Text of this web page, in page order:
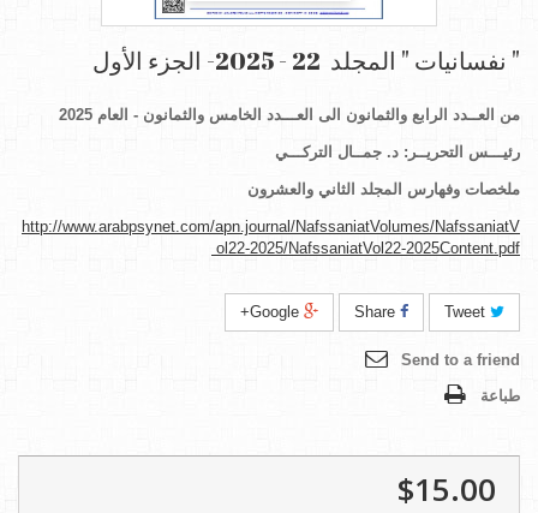
" نفسانيات " المجلد 22 - 2025- الجزء الأول
من العــدد الرابع و الثمانون الى العـــدد الخامس والثمانون - العام 2025
رئيـــس التحريــر: د. جمــال التركـــي
ملخصات وفهارس المجلد لثاني و العشرون
http://www.arabpsynet.com/apn.journal/NafssaniatVolumes/NafssaniatV
ol22-2025/NafssaniatVol22-2025Content.pdf
Send to a friend
طباعة
$15.00